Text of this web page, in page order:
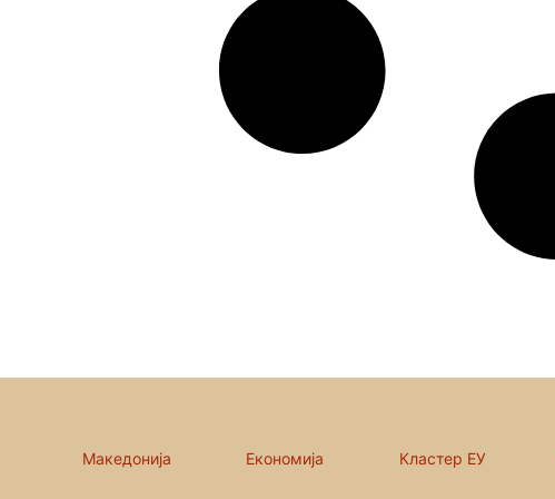
Македонија Економија Кластер ЕУ